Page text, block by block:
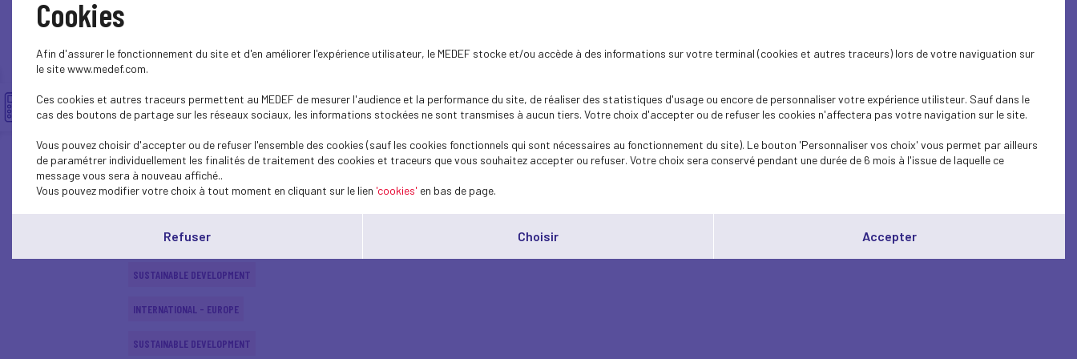
SUSTAINABLE DEVELOPMENT
SUSTAINABLE DEVELOPMENT
SUSTAINABLE DEVELOPMENT
SUSTAINABLE DEVELOPMENT
SUSTAINABLE DEVELOPMENT
INTERNATIONAL - EUROPE
SUSTAINABLE DEVELOPMENT
Cookies
Afin d'assurer le fonctionnement du site et d'en améliorer l'expérience utilisateur, le MEDEF stocke et/ou accède à des informations sur votre terminal (cookies et autres traceurs) lors de votre naviguation sur
le site www.medef.com.
Ces cookies et autres traceurs permettent au MEDEF de mesurer l'audience et la performance du site, de réaliser des statistiques d'usage ou encore de personnaliser votre expérience utilisteur. Sauf dans le
cas des boutons de partage sur les réseaux sociaux, les informations stockées ne sont transmises à aucun tiers. Votre choix d'accepter ou de refuser les cookies n'affectera pas votre navigation sur le site.
Vous pouvez choisir d'accepter ou de refuser l'ensemble des cookies (sauf les cookies fonctionnels qui sont nécessaires au fonctionnement du site). Le bouton 'Personnaliser vos choix' vous permet par ailleurs
de paramétrer individuellement les finalités de traitement des cookies et traceurs que vous souhaitez accepter ou refuser. Votre choix sera conservé pendant une durée de 6 mois à l'issue de laquelle ce
message vous sera à nouveau affiché..
Vous pouvez modifier votre choix à tout moment en cliquant sur le lien 'cookies' en bas de page.
Refuser Choisir Accepter